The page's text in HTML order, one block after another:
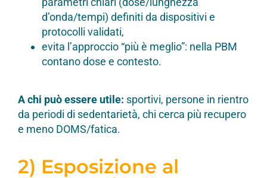
d’onda/tempi) definiti da dispositivi e
protocolli validati,
evita l’approccio “più è meglio”: nella PBM
contano dose e contesto.
A chi può essere utile: sportivi, persone in rientro
da periodi di sedentarietà, chi cerca più recupero
e meno DOMS/fatica.
2) Esposizione al